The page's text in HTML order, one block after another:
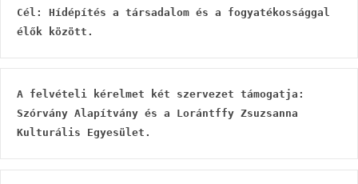
Cél: Hídépítés a társadalom és a fogyatékossággal
élők között.
A felvételi kérelmet két szervezet támogatja:
Szórvány Alapítvány és a Lorántffy Zsuzsanna
Kulturális Egyesület.